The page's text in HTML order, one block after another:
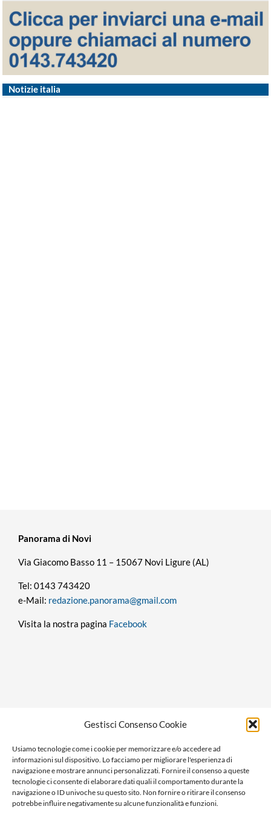
Gestisci Consenso Cookie
Usiamo tecnologie come i cookie per memorizzare e/o accedere ad
informazioni sul dispositivo. Lo facciamo per migliorare l'esperienza di
navigazione e mostrare annunci personalizzati. Fornire il consenso a queste
tecnologie ci consente di elaborare dati quali il comportamento durante la
navigazione o ID univoche su questo sito. Non fornire o ritirare il consenso
potrebbe influire negativamente su alcune funzionalità e funzioni.
Notizie italia
Panorama di Novi
Via Giacomo Basso 11 – 15067 Novi Ligure (AL)
Tel: 0143 743420
e-Mail: redazione.panorama@gmail.com
Visita la nostra pagina Facebook
Ragione sociale: Panorama S.r.l.
C.F. / P.IVA: 01058470061
N. REA: AL-138981
Capitale Versato € 10.000,00